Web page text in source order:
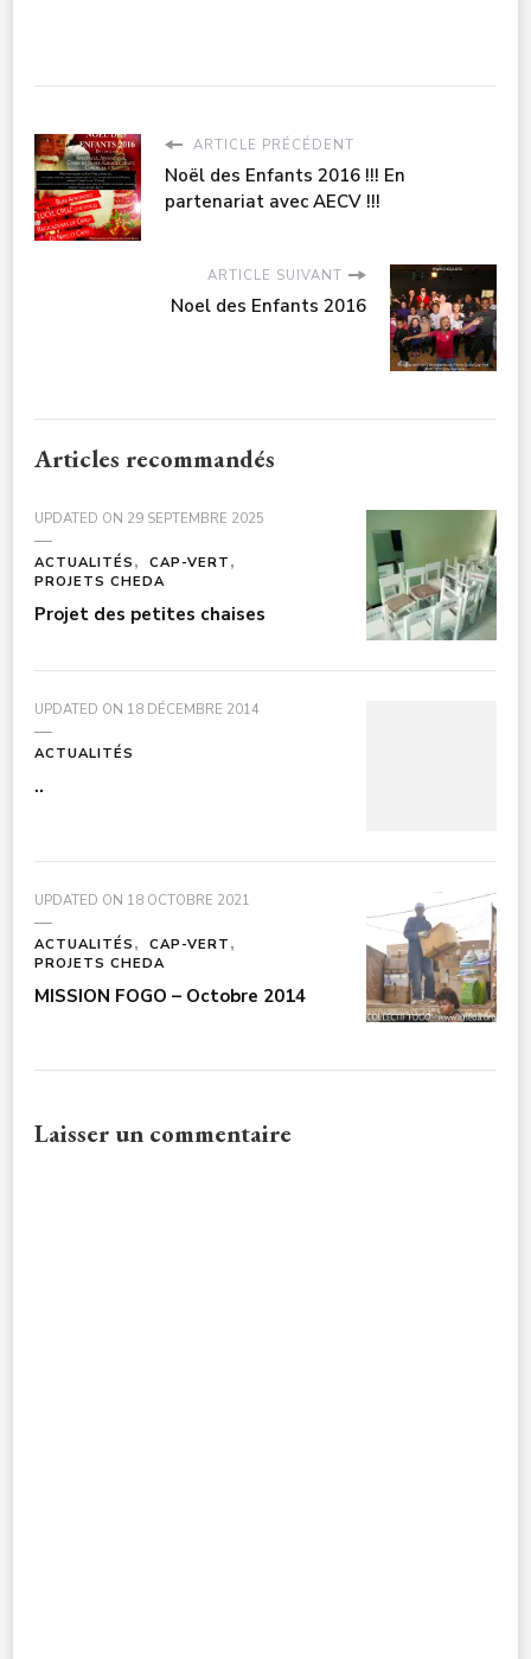
ARTICLE PRÉCÉDENT
Noël des Enfants 2016 !!! En
partenariat avec AECV !!!
ARTICLE SUIVANT
Noel des Enfants 2016
Articles recommandés
UPDATED ON 29 SEPTEMBRE 2025
ACTUALITÉS
CAP-VERT
PROJETS CHEDA
Projet des petites chaises
UPDATED ON 18 DÉCEMBRE 2014
ACTUALITÉS
..
UPDATED ON 18 OCTOBRE 2021
ACTUALITÉS
CAP-VERT
PROJETS CHEDA
MISSION FOGO – Octobre 2014
Laisser un commentaire